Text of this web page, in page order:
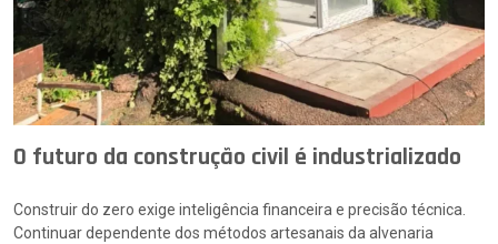
O futuro da construção civil é industrializado
Construir do zero exige inteligência financeira e precisão técnica.
Continuar dependente dos métodos artesanais da alvenaria